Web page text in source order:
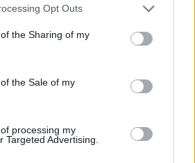
Opt Outs
the Sharing of my
the Sale of my
processing my
Targeted Advertising.
Η Συρία απέκτησε
Συνταγματική Επιτροπή, όμως